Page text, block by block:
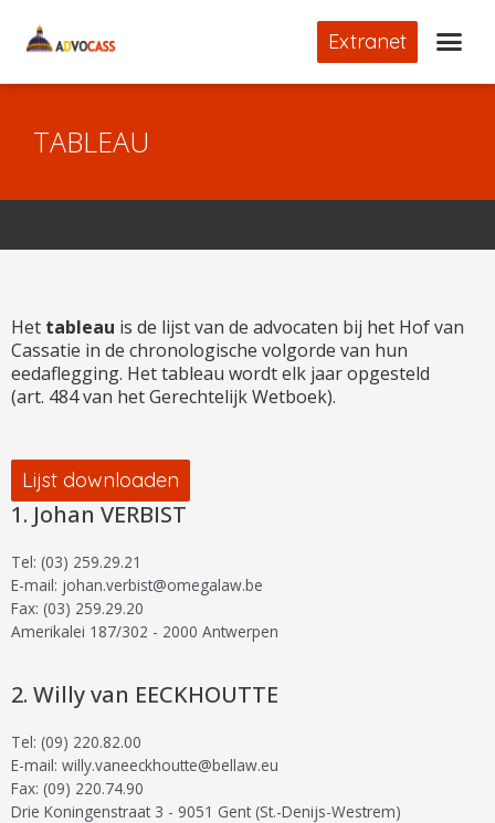
Extranet
TABLEAU
Het tableau is de lijst van de advocaten bij het Hof van
Cassatie in de chronologische volgorde van hun
eedaflegging. Het tableau wordt elk jaar opgesteld
(art. 484 van het Gerechtelijk Wetboek).
Lijst downloaden
Johan VERBIST
Tel: (03) 259.29.21
E-mail: johan.verbist@omegalaw.be
Fax: (03) 259.29.20
Amerikalei 187/302 - 2000 Antwerpen
Willy van EECKHOUTTE
Tel: (09) 220.82.00
E-mail: willy.vaneeckhoutte@bellaw.eu
Fax: (09) 220.74.90
Drie Koningenstraat 3 - 9051 Gent (St.-Denijs-Westrem)